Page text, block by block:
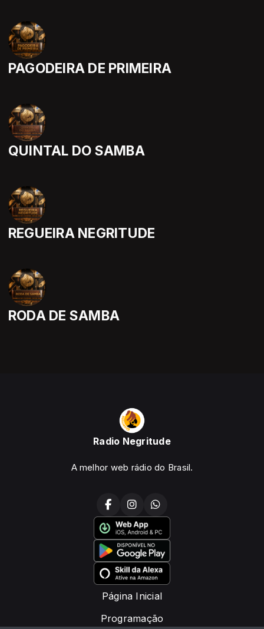
PAGODEIRA DE PRIMEIRA
QUINTAL DO SAMBA
REGUEIRA NEGRITUDE
RODA DE SAMBA
Radio Negritude
A melhor web rádio do Brasil.
Página Inicial
Programação